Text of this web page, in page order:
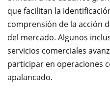
que facilitan la
comprensión de la acción
del mercado. Algunos
servicios comerciales
participar en operaciones
apalancado.